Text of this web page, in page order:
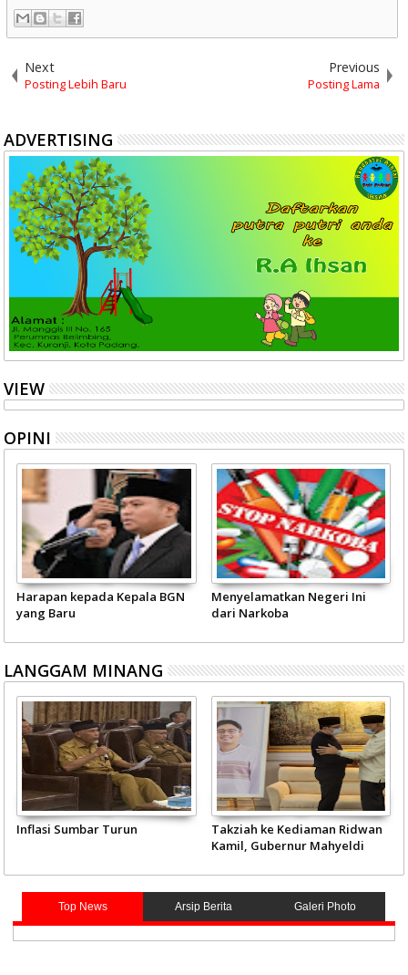
Next
Posting Lebih Baru
Previous
Posting Lama
ADVERTISING
VIEW
OPINI
Harapan kepada Kepala BGN
yang Baru
Menyelamatkan Negeri Ini
dari Narkoba
LANGGAM MINANG
Inflasi Sumbar Turun
Takziah ke Kediaman Ridwan
Kamil, Gubernur Mahyeldi
Top News Arsip Berita Galeri Photo